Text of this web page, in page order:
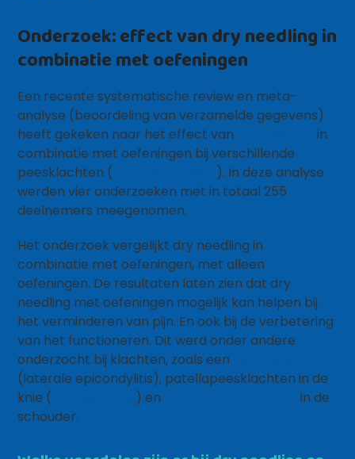
Onderzoek: effect van dry needling in
combinatie met oefeningen
Een recente systematische review en meta-
analyse (beoordeling van verzamelde gegevens)
heeft gekeken naar het effect van
in
combinatie met oefeningen bij verschillende
peesklachten (
). In deze analyse
werden vier onderzoeken met in totaal 255
deelnemers meegenomen.
Het onderzoek vergelijkt dry needling in
combinatie met oefeningen, met alleen
oefeningen. De resultaten laten zien dat dry
needling met oefeningen mogelijk kan helpen bij
het verminderen van pijn. En ook bij de verbetering
van het functioneren. Dit werd onder andere
onderzocht bij klachten, zoals een
(laterale epicondylitis), patellapeesklachten in de
knie (
) en
in de
schouder.